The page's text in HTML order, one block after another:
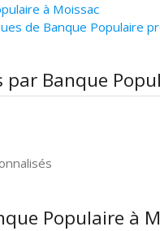
à Moissac
de Banque Populaire
Banque
Populaire à